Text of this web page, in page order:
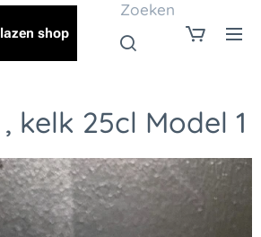
shop
Zoeken
kelk 25cl Model 1